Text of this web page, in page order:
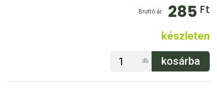
Bruttó ár: 285 Ft
készleten
db